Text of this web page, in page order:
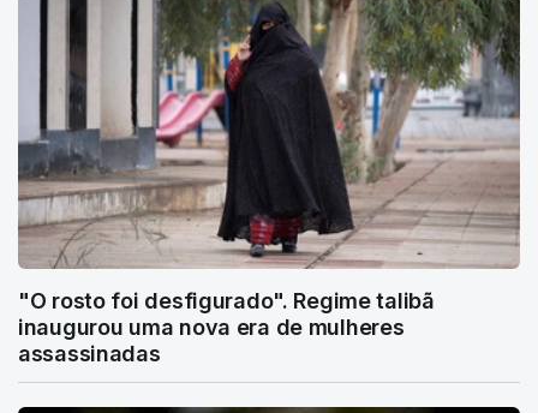
"O rosto foi desfigurado". Regime talibã
inaugurou uma nova era de mulheres
assassinadas